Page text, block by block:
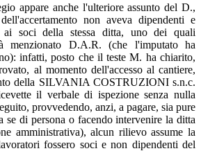
appare anche l'ulteriore assunto del D.,
non aveva dipendenti e
ai soci della stessa ditta, uno dei quali
menzionato D.A.R. (che l'imputato ha
infatti, posto che il teste M. ha chiarito,
al momento dell'accesso al cantiere,
della SILVANIA COSTRUZIONI s.n.c.
il verbale di ispezione senza nulla
provvedendo, anzi, a pagare, sia pure
se di persona o facendo intervenire la ditta
amministrativa), alcun rilievo assume la
fossero soci e non dipendenti del